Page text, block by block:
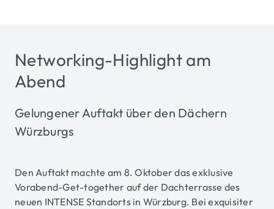
Networking-Highlight am
Abend
Gelungener Auftakt über den Dächern
Würzburgs
Den Auftakt machte am 8. Oktober das exklusive
Vorabend-Get-together auf der Dachterrasse des
neuen INTENSE Standorts in Würzburg. Bei exquisiter